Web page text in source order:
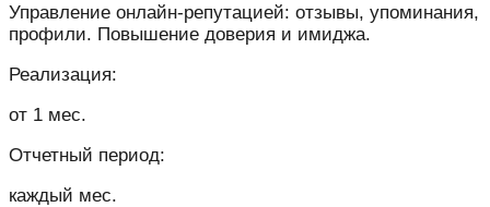
Управление онлайн-репутацией: отзывы, упоминания,
профили. Повышение доверия и имиджа.
Реализация:
от 1 мес.
Отчетный период:
каждый мес.